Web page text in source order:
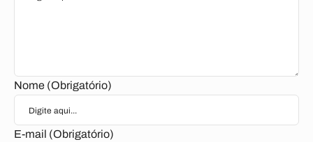
Nome (Obrigatório)
E-mail (Obrigatório)